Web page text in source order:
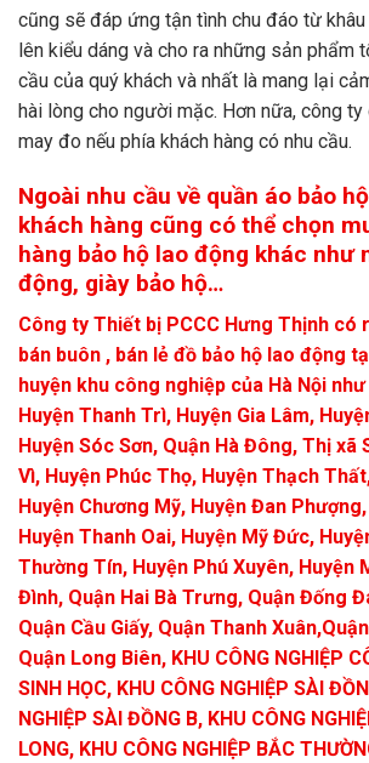
cũng sẽ đáp ứng tận tình chu đáo từ
lên kiểu dáng và cho ra những sản phẩm
cầu của quý khách và nhất là mang lại
hài lòng cho người mặc. Hơn nữa, công ty
may đo nếu phía khách hàng có nhu cầu.
Ngoài nhu cầu về quần áo bảo
khách hàng cũng có thể chọn
hàng bảo hộ lao động khác như
động, giày bảo hộ…
Công ty Thiết bị PCCC Hưng Thịnh có
bán buôn , bán lẻ đồ bảo hộ lao động
huyện khu công nghiệp của Hà Nội
Huyện Thanh Trì, Huyện Gia Lâm,
Huyện Sóc Sơn, Quận Hà Đông, Thị xã
Vì, Huyện Phúc Thọ, Huyện Thạch
Huyện Chương Mỹ, Huyện Đan
Huyện Thanh Oai, Huyện Mỹ Đức,
Thường Tín, Huyện Phú Xuyên, Huyện
Đình, Quận Hai Bà Trưng, Quận Đống
Quận Cầu Giấy, Quận Thanh Xuân,
Quận Long Biên, KHU CÔNG NGHIỆP
SINH HỌC, KHU CÔNG NGHIỆP SÀI
NGHIỆP SÀI ĐỒNG B, KHU CÔNG
LONG, KHU CÔNG NGHIỆP BẮC